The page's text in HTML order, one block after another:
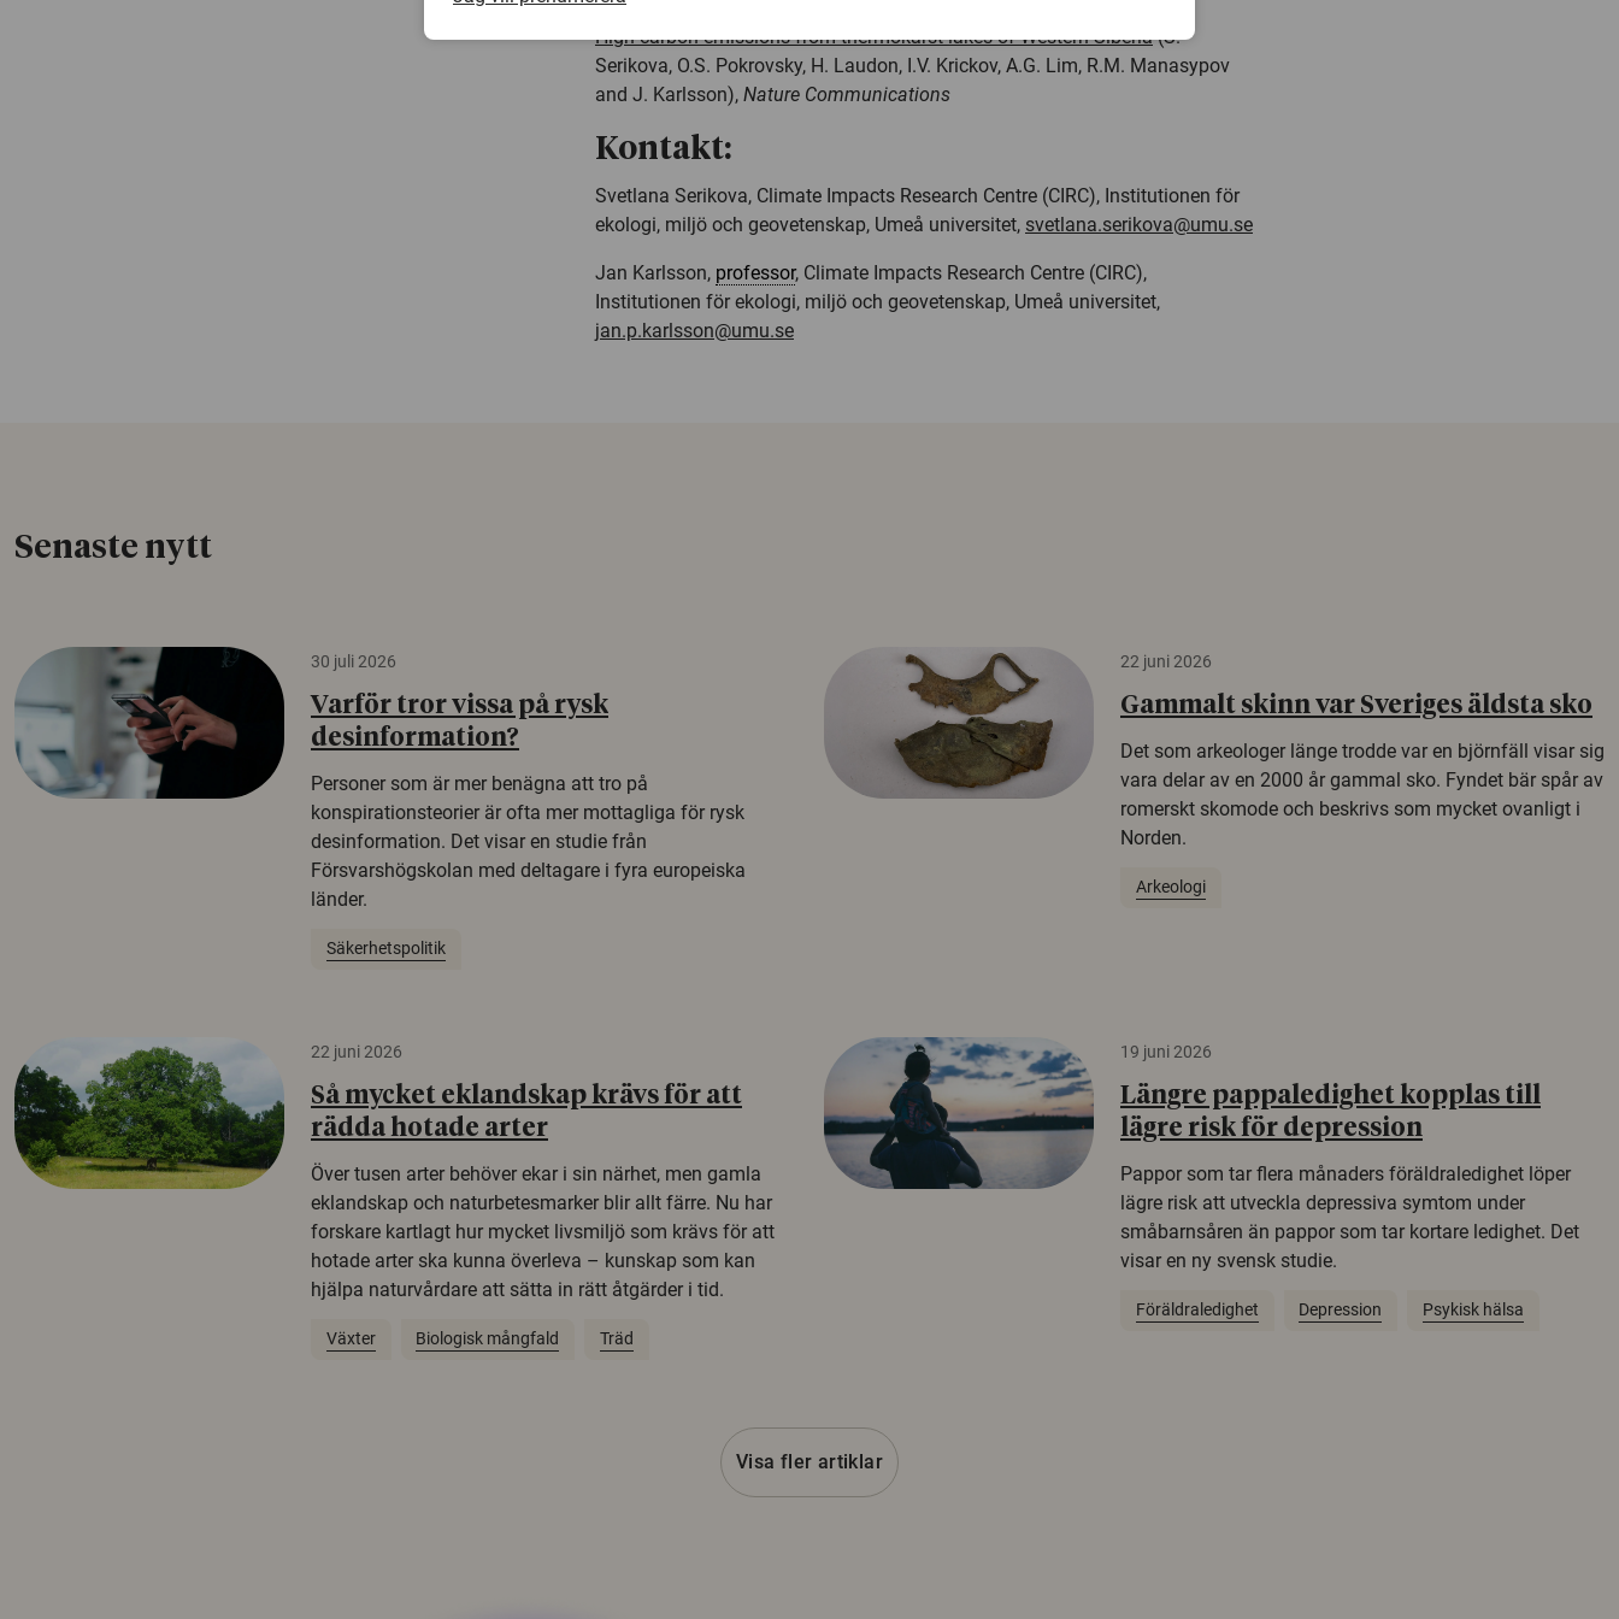
High carbon emissions from thermokarst lakes of Western Siberia(S.
Serikova, O.S. Pokrovsky, H. Laudon, I.V. Krickov, A.G. Lim, R.M. Manasypov
and J. Karlsson), Nature Communications
Kontakt:
Svetlana Serikova, Climate Impacts Research Centre (CIRC), Institutionen för
ekologi, miljö och geovetenskap, Umeå universitet, svetlana.serikova@umu.se
Jan Karlsson, professor, Climate Impacts Research Centre (CIRC),
Institutionen för ekologi, miljö och geovetenskap, Umeå universitet,
jan.p.karlsson@umu.se
Senaste nytt
30 juli 2026
Varför tror vissa på rysk
desinformation?
Personer som är mer benägna att tro på
konspirationsteorier är ofta mer mottagliga för rysk
desinformation. Det visar en studie från
Försvarshögskolan med deltagare i fyra europeiska
länder.
Säkerhetspolitik
22 juni 2026
Gammalt skinn var Sveriges äldsta sko
Det som arkeologer länge trodde var en björnfäll visar sig
vara delar av en 2000 år gammal sko. Fyndet bär spår av
romerskt skomode och beskrivs som mycket ovanligt i
Norden.
Arkeologi
22 juni 2026
Så mycket eklandskap krävs för att
rädda hotade arter
Över tusen arter behöver ekar i sin närhet, men gamla
eklandskap och naturbetesmarker blir allt färre. Nu har
forskare kartlagt hur mycket livsmiljö som krävs för att
hotade arter ska kunna överleva – kunskap som kan
hjälpa naturvårdare att sätta in rätt åtgärder i tid.
Växter Biologisk mångfald Träd
19 juni 2026
Längre pappaledighet kopplas till
lägre risk för depression
Pappor som tar flera månaders föräldraledighet löper
lägre risk att utveckla depressiva symtom under
småbarnsåren än pappor som tar kortare ledighet. Det
visar en ny svensk studie.
Föräldraledighet Depression Psykisk hälsa
Visa fler artiklar